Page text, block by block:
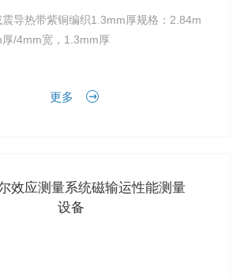
震导热带紫铜编织1.3mm厚规格：2.84m
/4mm宽，1.3mm厚
更多
效应测量系统磁输运性能测量
设备